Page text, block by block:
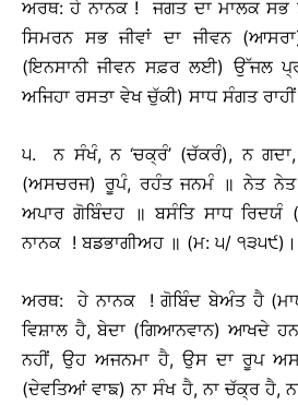
ਅਰਥ: ਹੇ ਨਾਨਕ ! ਜਗਤ ਦਾ ਮਾਲਕ ਸਭ
ਸਿਮਰਨ ਸਭ ਜੀਵਾਂ ਦਾ ਜੀਵਨ
(ਇਨਸਾਨੀ ਜੀਵਨ ਸਫ਼ਰ ਲਈ) ਉੱਜਲ
ਅਜਿਹਾ ਰਸਤਾ ਵੇਖ ਚੁੱਕੀ) ਸਾਧ ਸੰਗਤ
੫. ਨ ਸੰਖੰ, ਨ ‘ਚਕ੍ਰੰ’ (ਚੱਕਰੰ), ਨ
(ਅਸਚਰਜ) ਰੂਪੰ, ਰਹੰਤ ਜਨਮੰ ॥ ਨੇਤ
ਅਪਾਰ ਗੋਬਿੰਦਹ ॥ ਬਸੰਤਿ ਸਾਧ ਰਿਦਯੰ
ਨਾਨਕ ! ਬਡਭਾਗੀਅਹ ॥ (ਮ: ੫/ ੧੩੫੯)।
ਅਰਥ: ਹੇ ਨਾਨਕ ! ਗੋਬਿੰਦ ਬੇਅੰਤ ਹੈ
ਵਿਸ਼ਾਲ ਹੈ, ਬੇਦਾ (ਗਿਆਨਵਾਨ) ਆਖਦੇ
ਨਹੀਂ, ਉਹ ਅਜਨਮਾ ਹੈ, ਉਸ ਦਾ ਰੂਪ
(ਦੇਵਤਿਆਂ ਵਾਙ) ਨਾ ਸੰਖ ਹੈ, ਨਾ ਚੱਕ੍ਰ ਹੈ,